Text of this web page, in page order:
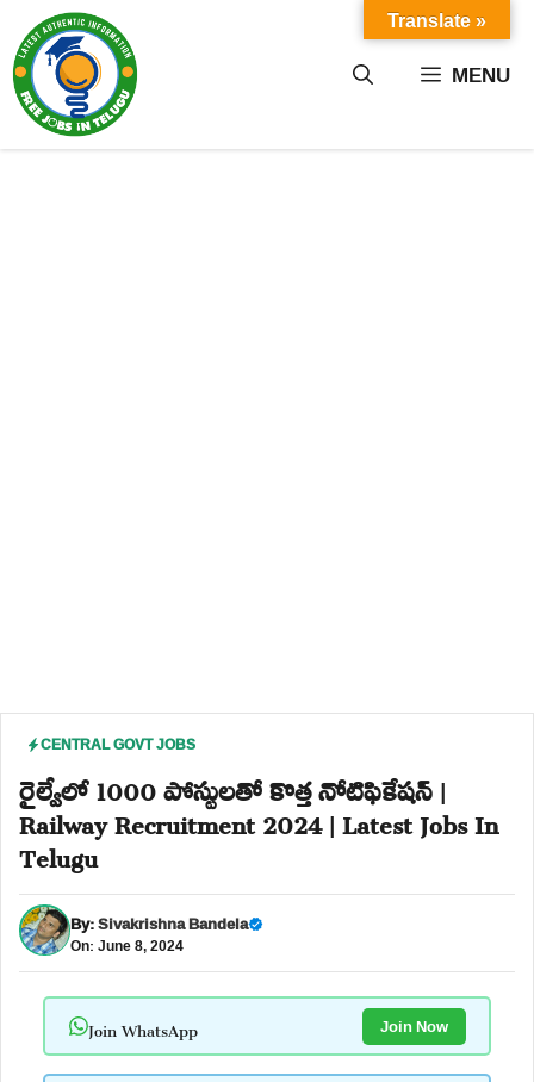
content MENU
CENTRAL GOVT JOBS
రైల్వేలో 1000 పోస్టులతో కొత్త నోటిఫికేషన్ |
Railway Recruitment 2024 | Latest Jobs In
Telugu
By:Sivakrishna Bandela
On: June 8, 2024
Join WhatsApp Join Now
Translate »